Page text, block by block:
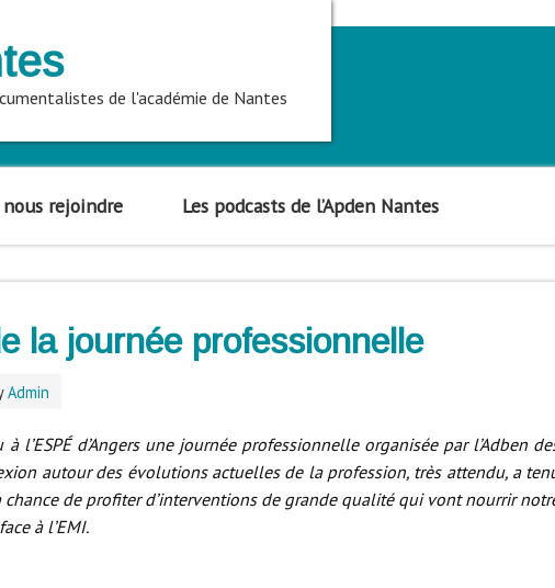
de l'académie de Nantes
nous rejoindre Les podcasts de l’Apden Nantes
la journée professionnelle
Admin
l’ESPÉ d’Angers une journée professionnelle organisée par l’Adben
autour des évolutions actuelles de la profession, très attendu, a
chance de profiter d’interventions de grande qualité qui vont nourrir
à l’EMI.